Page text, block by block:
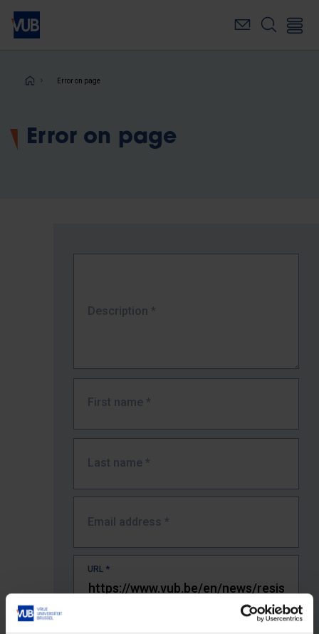
Skip
main
Breadcrumb
Error on page
Error on page
Description *
First name *
Last name *
Email address *
URL *
The full URL of the page where you encountered the error.